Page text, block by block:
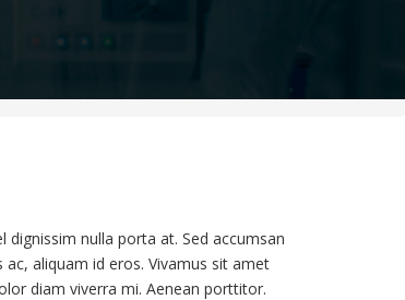
nulla porta at. Sed accumsan
aliquam id eros. Vivamus sit amet
diam viverra mi. Aenean porttitor.